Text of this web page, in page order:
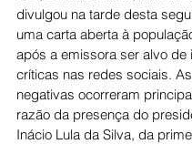
divulgou na tarde desta
uma carta aberta à
após a emissora ser alvo de
críticas nas redes sociais.
negativas ocorreram
razão da presença do
Inácio Lula da Silva, da